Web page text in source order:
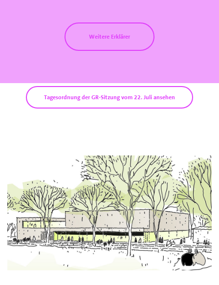
Weitere Erklärer
Tagesordnung der GR-Sitzung vom 22. Juli ansehen